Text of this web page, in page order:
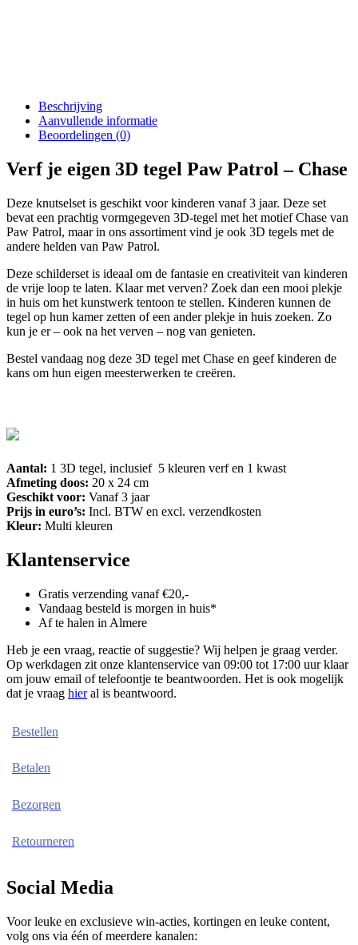
Beschrijving
Aanvullende informatie
Beoordelingen (0)
Verf je eigen 3D tegel Paw Patrol – Chase
Deze knutselset is geschikt voor kinderen vanaf 3 jaar. Deze set
bevat een prachtig vormgegeven 3D-tegel met het motief Chase van
Paw Patrol, maar in ons assortiment vind je ook 3D tegels met de
andere helden van Paw Patrol.
Deze schilderset is ideaal om de fantasie en creativiteit van kinderen
de vrije loop te laten. Klaar met verven? Zoek dan een mooi plekje
in huis om het kunstwerk tentoon te stellen. Kinderen kunnen de
tegel op hun kamer zetten of een ander plekje in huis zoeken. Zo
kun je er – ook na het verven – nog van genieten.
Bestel vandaag nog deze 3D tegel met Chase en geef kinderen de
kans om hun eigen meesterwerken te creëren.
Aantal: 1 3D tegel, inclusief 5 kleuren verf en 1 kwast
Afmeting doos: 20 x 24 cm
Geschikt voor: Vanaf 3 jaar
Prijs in euro’s: Incl. BTW en excl. verzendkosten
Kleur: Multi kleuren
Klantenservice
Gratis verzending vanaf €20,-
Vandaag besteld is morgen in huis*
Af te halen in Almere
Heb je een vraag, reactie of suggestie? Wij helpen je graag verder.
Op werkdagen zit onze klantenservice van 09:00 tot 17:00 uur klaar
om jouw email of telefoontje te beantwoorden. Het is ook mogelijk
dat je vraag hieral is beantwoord.
Bestellen
Betalen
Bezorgen
Retourneren
Social Media
Voor leuke en exclusieve win-acties, kortingen en leuke content,
volg ons via één of meerdere kanalen: